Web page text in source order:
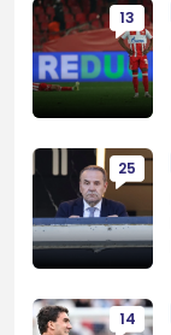
13
25
14